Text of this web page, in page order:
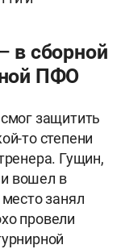
в сборной
ПФО
защитить
то степени
Гущин,
вошел в
занял
провели